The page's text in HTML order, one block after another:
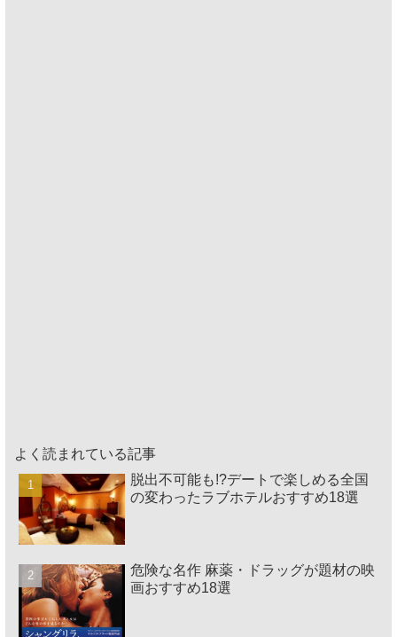
よく読まれている記事
脱出不可能も!?デートで楽しめる全国
の変わったラブホテルおすすめ18選
危険な名作 麻薬・ドラッグが題材の映
画おすすめ18選